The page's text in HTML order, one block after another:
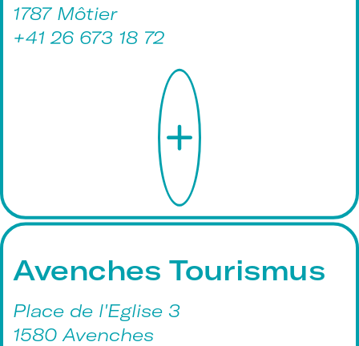
1787 Môtier
+41 26 673 18 72
Avenches Tourismus
Place de l'Eglise 3
1580 Avenches